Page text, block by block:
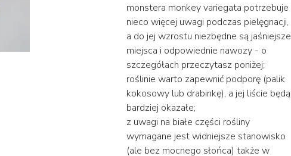
monstera monkey variegata potrzebuje
nieco więcej uwagi podczas pielęgnacji,
a do jej wzrostu niezbędne są jaśniejsze
miejsca i odpowiednie nawozy - o
szczegółach przeczytasz poniżej;
roślinie warto zapewnić podporę (palik
kokosowy lub drabinkę), a jej liście będą
bardziej okazałe;
z uwagi na białe części rośliny
wymagane jest widniejsze stanowisko
(ale bez mocnego słońca) także w